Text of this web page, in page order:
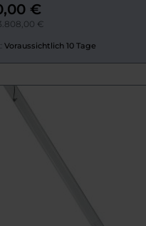
€
€
Voraussichtlich 10 Tage